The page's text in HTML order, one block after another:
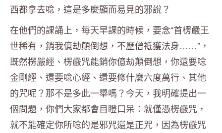
西都拿去唸，這是多麼顯而易見的邪說？
在他們的課誦上，每天早課的時候，要念“首楞嚴王
世稀有，銷我億劫顛倒想，不歷僧祗獲法身……”，
既然楞嚴經、楞嚴咒能銷你億劫顛倒想，你還要唸
金剛經、還要唸心經、還要修什麼六度萬行、其他
的咒呢？那不是多此一舉嗎？今天，我明確提出一
個問題，你們大家都會目瞪口呆：就僅憑楞嚴咒，
就不能確定你所唸的是邪咒還是正咒，因為楞嚴咒